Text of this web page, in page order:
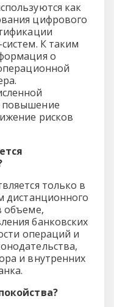
как
цифрового
К таким
о
повышение
рисков
только в
дистанционного
объеме,
банковских
операций и
и внутренних